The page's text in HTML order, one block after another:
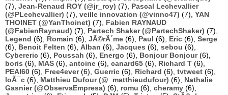
(7), Jean-Renaud ROY (@jr_roy) (7), Pascal Lechevallier
(@PLechevallier) (7), veille innovation (@vinno47) (7), YAN
THOINET (@YanThoinet) (7), Fabien RAYNAUD
(@FabienRaynaud) (7), Partech Shaker (@PartechShaker) (7),
Legend (6), Romain (6), JÃ©rÃ´me (6), Paul (6), Eric (6), Serge
(6), Benoit Felten (6), Alban (6), Jacques (6), sebou (6),
Cybereric (6), Poussah (6), Energo (6), Bonjour Bonjour(6),
boris (6), MAS (6), antoine (6), canard65 (6), Richard T (6),
PEAI60 (6), Free4ever(6), Guerric (6), Richard (6), tvtweet (6),
loÃ¯c (6), Matthieu Dufour (@_matthieudufour) (6), Nathalie
Gasnier (@ObservaEmpresa) (6), romu (6), cheramy (6),